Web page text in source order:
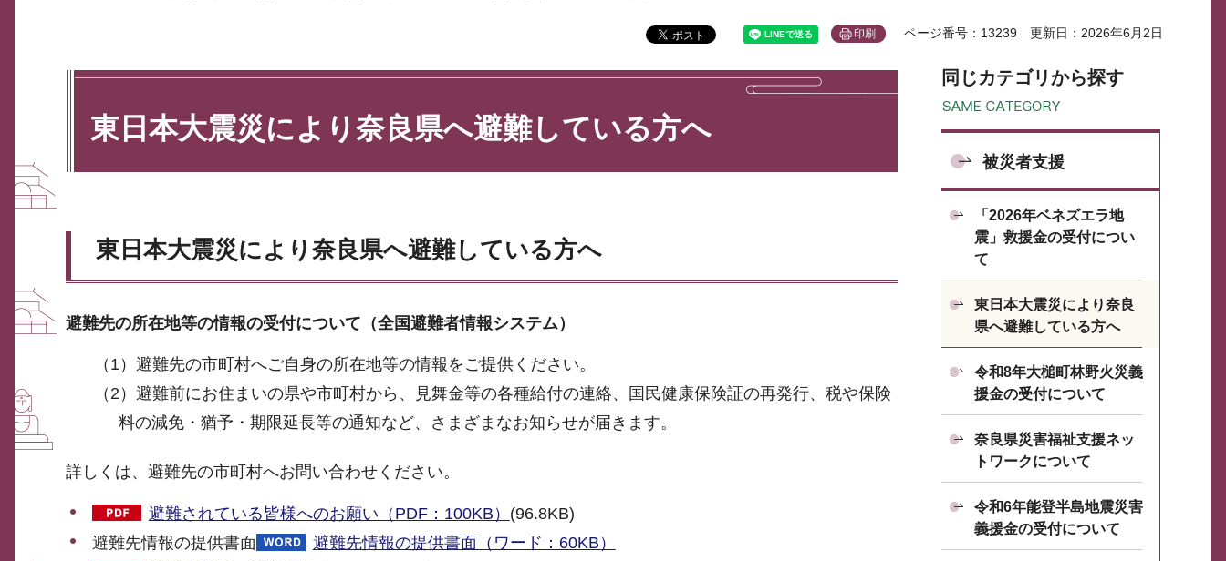
印刷 ページ番号：13239 更新日：2026年6月2日
東日本大震災により奈良県へ避難している方へ
東日本大震災により奈良県へ避難している方へ
避難先の所在地等の情報の受付について（全国避難者情報システム）
（1）避難先の市町村へご自身の所在地等の情報をご提供ください。
（2）避難前にお住まいの県や市町村から、見舞金等の各種給付の連絡、国民健康保険証の再発行、税や保険
料の減免・猶予・期限延長等の通知など、さまざまなお知らせが届きます。
詳しくは、避難先の市町村へお問い合わせください。
避難されている皆様へのお願い（PDF：100KB） (96.8KB)
避難先情報の提供書面
避難先情報の提供書面（ワード：60KB）
同じカテゴリから探す
被災者支援
「2026年ベネズエラ地
震」救援金の受付につい
て
東日本大震災により奈良
県へ避難している方へ
令和8年大槌町林野火災義
援金の受付について
奈良県災害福祉支援ネッ
トワークについて
令和6年能登半島地震災害
義援金の受付について